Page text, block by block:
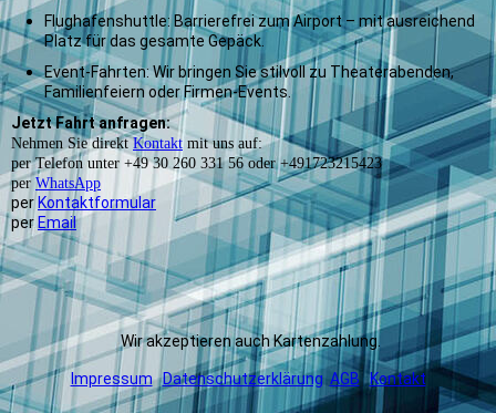
Flughafenshuttle: Barrierefrei zum Airport – mit ausreichend
Platz für das gesamte Gepäck.
Event-Fahrten: Wir bringen Sie stilvoll zu Theaterabenden,
Familienfeiern oder Firmen-Events.
Jetzt Fahrt anfragen:
Nehmen Sie direktKontakt mit uns auf:
per Telefon unter +49 30 260 331 56 oder +491723215423
per WhatsApp
perKontaktformular
perEmail
Wir akzeptieren auch Kartenzahlung.
Impressum Datenschutzerklärung AGB Kontakt